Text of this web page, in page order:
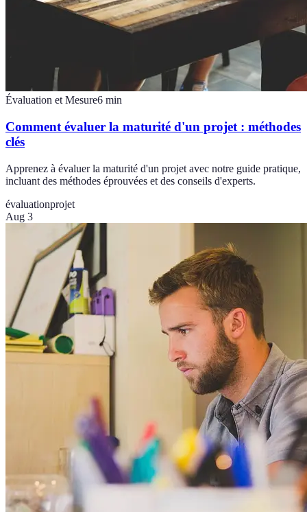
Évaluation et Mesure6 min
Comment évaluer la maturité d'un projet : méthodes
clés
Apprenez à évaluer la maturité d'un projet avec notre guide pratique,
incluant des méthodes éprouvées et des conseils d'experts.
évaluationprojet
Aug 3